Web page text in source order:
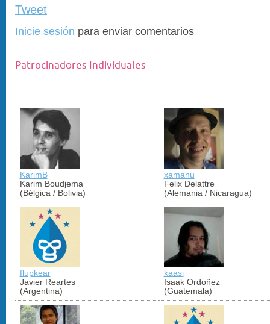
Tweet
Inicie sesión para enviar comentarios
Patrocinadores Individuales
KarimB
Karim Boudjema
(Bélgica / Bolivia)
xamanu
Felix Delattre
(Alemania / Nicaragua)
flupkear
Javier Reartes
(Argentina)
kaasi
Isaak Ordoñez
(Guatemala)